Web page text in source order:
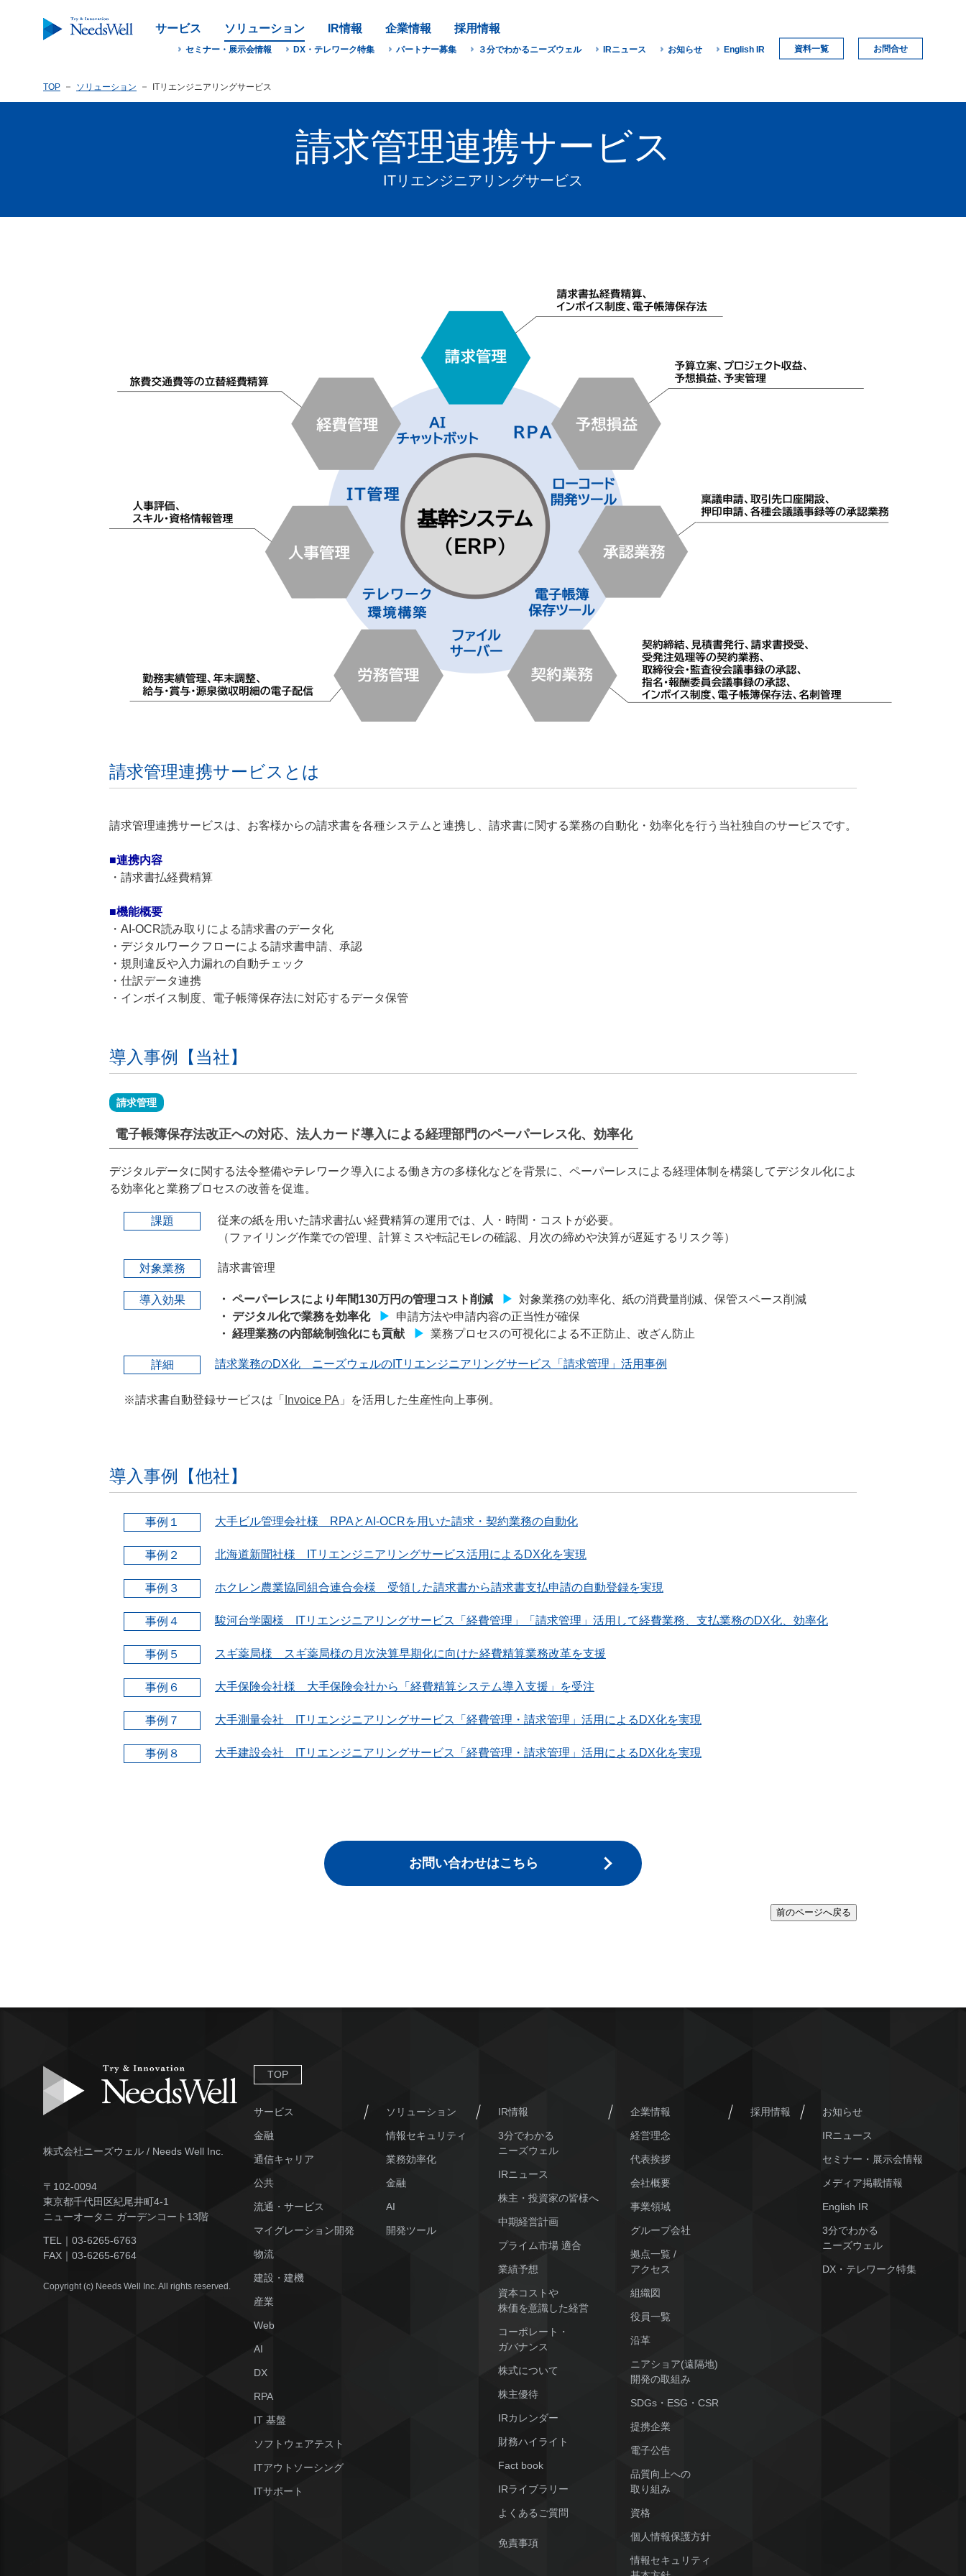
サービス ソリューション IR情報 企業情報 採用情報
セミナー・展示会情報 DX・テレワーク特集 パートナー募集 ３分でわかるニーズウェル IRニュース お知らせ English IR 資料一覧 お問合せ
TOP ソリューション ITリエンジニアリングサービス
請求管理連携サービス
ITリエンジニアリングサービス
請求管理連携サービスとは
請求管理連携サービスは、お客様からの請求書を各種システムと連携し、請求書に関する業務の自動化・効率化を行う当社独自のサービスです。
■連携内容
・請求書払経費精算
■機能概要
・AI-OCR読み取りによる請求書のデータ化
・デジタルワークフローによる請求書申請、承認
・規則違反や入力漏れの自動チェック
・仕訳データ連携
・インボイス制度、電子帳簿保存法に対応するデータ保管
導入事例【当社】
請求管理
電子帳簿保存法改正への対応、法人カード導入による経理部門のペーパーレス化、効率化
デジタルデータに関する法令整備やテレワーク導入による働き方の多様化などを背景に、ペーパーレスによる経理体制を構築してデジタル化によ
る効率化と業務プロセスの改善を促進。
課題
従来の紙を用いた請求書払い経費精算の運用では、人・時間・コストが必要。
（ファイリング作業での管理、計算ミスや転記モレの確認、月次の締めや決算が遅延するリスク等）
対象業務 請求書管理
導入効果 ・ ペーパーレスにより年間130万円の管理コスト削減 ▶ 対象業務の効率化、紙の消費量削減、保管スペース削減
・ デジタル化で業務を効率化
▶ 申請方法や申請内容の正当性が確保
・ 経理業務の内部統制強化にも貢献
▶ 業務プロセスの可視化による不正防止、改ざん防止
詳細 請求業務のDX化 ニーズウェルのITリエンジニアリングサービス「請求管理」活用事例
※請求書自動登録サービスは「 Invoice PA 」を活用した生産性向上事例。
導入事例【他社】
事例１ 大手ビル管理会社様 RPAとAI-OCRを用いた請求・契約業務の自動化
事例２ 北海道新聞社様 ITリエンジニアリングサービス活用によるDX化を実現
事例３ ホクレン農業協同組合連合会様 受領した請求書から請求書支払申請の自動登録を実現
事例４ 駿河台学園様 ITリエンジニアリングサービス「経費管理」「請求管理」活用して経費業務、支払業務のDX化、効率化
事例５ スギ薬局様 スギ薬局様の月次決算早期化に向けた経費精算業務改革を支援
事例６ 大手保険会社様 大手保険会社から「経費精算システム導入支援」を受注
事例７ 大手測量会社 ITリエンジニアリングサービス「経費管理・請求管理」活用によるDX化を実現
事例８ 大手建設会社 ITリエンジニアリングサービス「経費管理・請求管理」活用によるDX化を実現
お問い合わせはこちら
前のページへ戻る
TOP
サービス
金融
通信キャリア
公共
流通・サービス
マイグレーション開発
物流
建設・建機
産業
Web
AI
DX
RPA
IT 基盤
ソフトウェアテスト
ITアウトソーシング
ITサポート
ソリューション
情報セキュリティ
業務効率化
金融
AI
開発ツール
IR情報
3分でわかる
ニーズウェル
IRニュース
株主・投資家の皆様へ
中期経営計画
プライム市場 適合
業績予想
資本コストや
株価を意識した経営
コーポレート・
ガバナンス
株式について
株主優待
IRカレンダー
財務ハイライト
Fact book
IRライブラリー
よくあるご質問
免責事項
企業情報
経営理念
代表挨拶
会社概要
事業領域
グループ会社
拠点一覧 /
アクセス
組織図
役員一覧
沿革
ニアショア(遠隔地)
開発の取組み
SDGs・ESG・CSR
提携企業
電子公告
品質向上への
取り組み
資格
個人情報保護方針
情報セキュリティ
採用情報 お知らせ
IRニュース
セミナー・展示会情報
メディア掲載情報
English IR
3分でわかる
ニーズウェル
DX・テレワーク特集
株式会社ニーズウェル / Needs Well Inc.
〒102-0094
東京都千代田区紀尾井町4-1
ニューオータニ ガーデンコート13階
TEL｜ 03-6265-6763
FAX｜ 03-6265-6764
Copyright (c) Needs Well Inc. All rights reserved.